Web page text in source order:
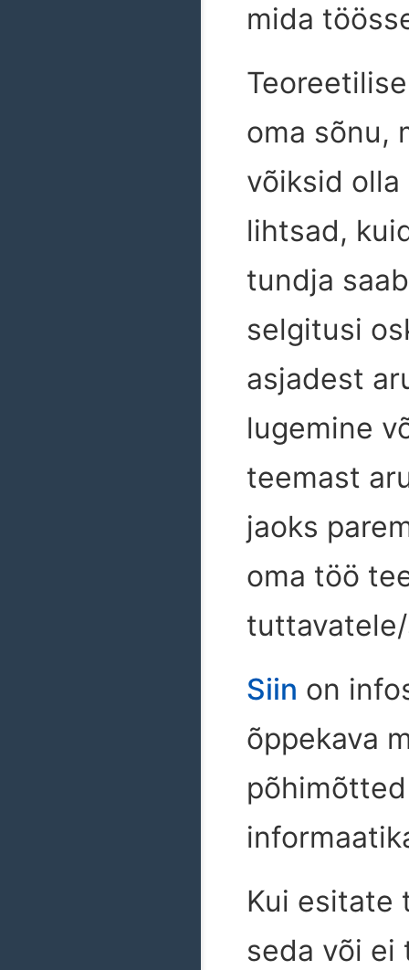
mida
oma sõnu,
võiksid
lihtsad,
tundja
selgitusi
asjadest
lugemine
teemast
jaoks
oma töö
Siin on
õppekava
Kui esitate
seda või ei